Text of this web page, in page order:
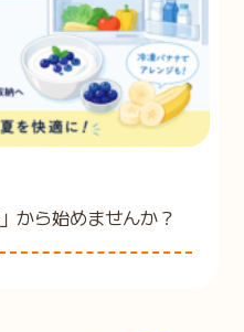
から始めませんか？